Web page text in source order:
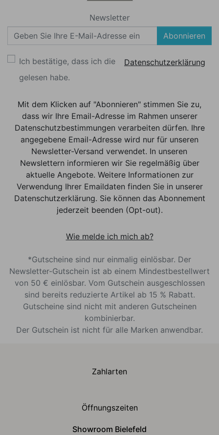
Newsletter
Abonnieren
Ich bestätige, dass ich die
Datenschutzerklärung
gelesen habe.
Mit dem Klicken auf "Abonnieren" stimmen Sie zu,
dass wir Ihre Email-Adresse im Rahmen unserer
Datenschutzbestimmungen verarbeiten dürfen. Ihre
angegebene Email-Adresse wird nur für unseren
Newsletter-Versand verwendet. In unseren
Newslettern informieren wir Sie regelmäßig über
aktuelle Angebote. Weitere Informationen zur
Verwendung Ihrer Emaildaten finden Sie in unserer
Datenschutzerklärung. Sie können das Abonnement
jederzeit beenden (Opt-out).
Wie melde ich mich ab?
*Gutscheine sind nur einmalig einlösbar. Der
Newsletter-Gutschein ist ab einem Mindestbestellwert
von 50 € einlösbar. Vom Gutschein ausgeschlossen
sind bereits reduzierte Artikel ab 15 % Rabatt.
Gutscheine sind nicht mit anderen Gutscheinen
kombinierbar.
Der Gutschein ist nicht für alle Marken anwendbar.
Zahlarten
Öffnungszeiten
Showroom Bielefeld